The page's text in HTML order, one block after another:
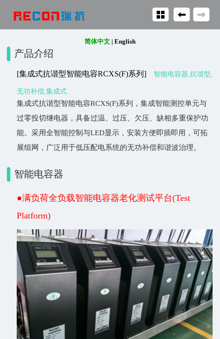
产品介绍
[集成式抗谐型智能电容RCXS(F)系列] 智能电容器,抗谐型,
无功补偿,集成式
集成式抗谐型智能电容RCXS(F)系列，集成智能测控单元与
过零投切继电器，具备过温、过压、欠压、缺相多重保护功
能。采用全智能控制与LED显示，安装方便即插即用，可拓
展组网，广泛用于低压配电系统的无功补偿和谐波治理。
智能电容器
●满负荷全负载智能电容器老化测试平台(Test
Platform)
简体中文 | English